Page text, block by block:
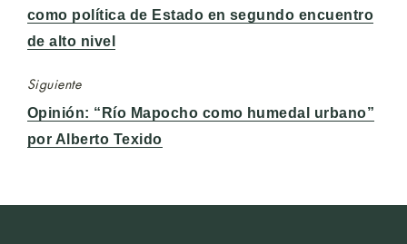
anterior:
como política de Estado en segundo encuentro
de alto nivel
Siguiente
Entrada
siguiente:
Opinión: “Río Mapocho como humedal urbano”
por Alberto Texido